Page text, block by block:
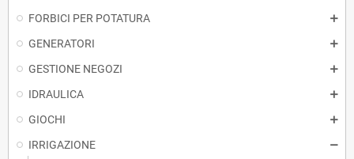
FORBICI PER POTATURA
GENERATORI
GESTIONE NEGOZI
IDRAULICA
GIOCHI
IRRIGAZIONE